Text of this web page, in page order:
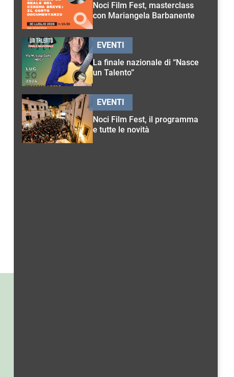
Noci Film Fest, masterclass
con Mariangela Barbanente
La finale nazionale di “Nasce
un Talento”
EVENTI
Noci Film Fest, il programma
e tutte le novità
EVENTI